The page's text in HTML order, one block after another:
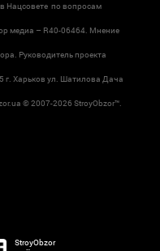
Нацсовете по вопросам
медиа – R40-06464. Мнение
Руководитель проекта
г. Харьков ул. Шатилова Дача
© 2007-2026 StroyObzor™.
StroyObzor